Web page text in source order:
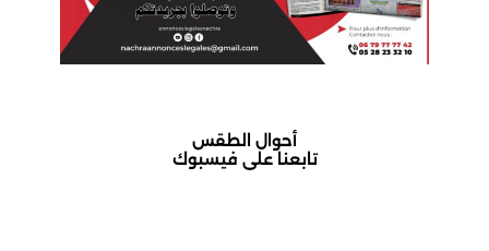
أحوال الطقس